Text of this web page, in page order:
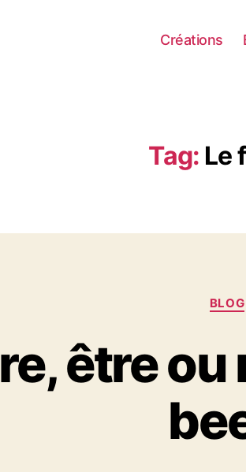
Créations
Tag: Le
BLOG
être ou